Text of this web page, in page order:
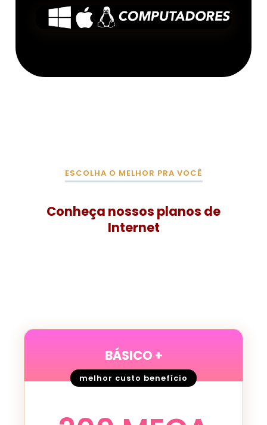
ESCOLHA O MELHOR PRA VOCÊ
Conheça nossos planos de
Internet
BÁSICO +
melhor custo benefício